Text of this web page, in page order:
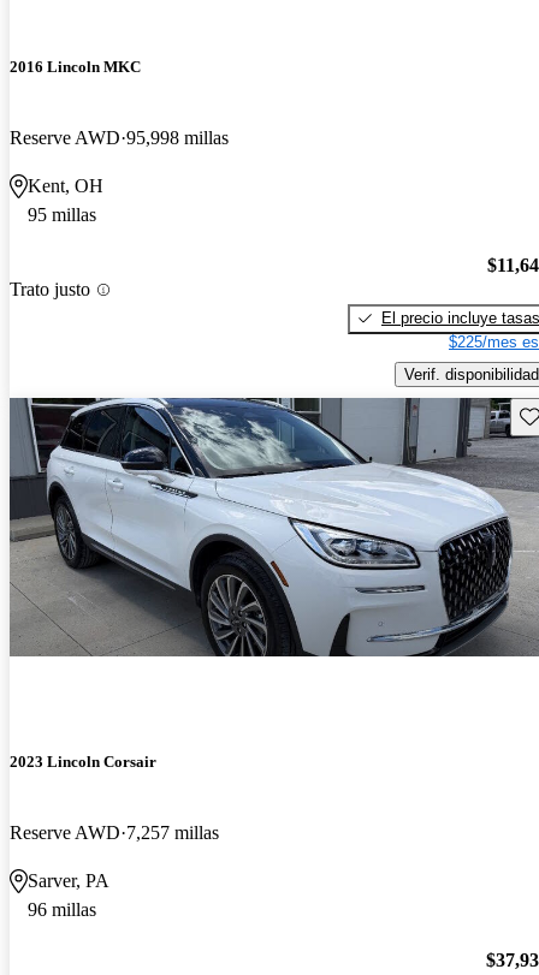
2016 Lincoln MKC
Reserve AWD 95,998 millas
Kent, OH
95 millas
Trato justo
El precio incluye tasas
$225/mes
Verif. disponibilidad
2023 Lincoln Corsair
Reserve AWD 7,257 millas
Sarver, PA
96 millas